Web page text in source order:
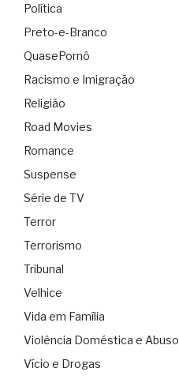
Política
Preto-e-Branco
QuasePornô
Racismo e Imigração
Religião
Road Movies
Romance
Suspense
Série de TV
Terror
Terrorismo
Tribunal
Velhice
Vida em Família
Violência Doméstica e Abuso
Vício e Drogas